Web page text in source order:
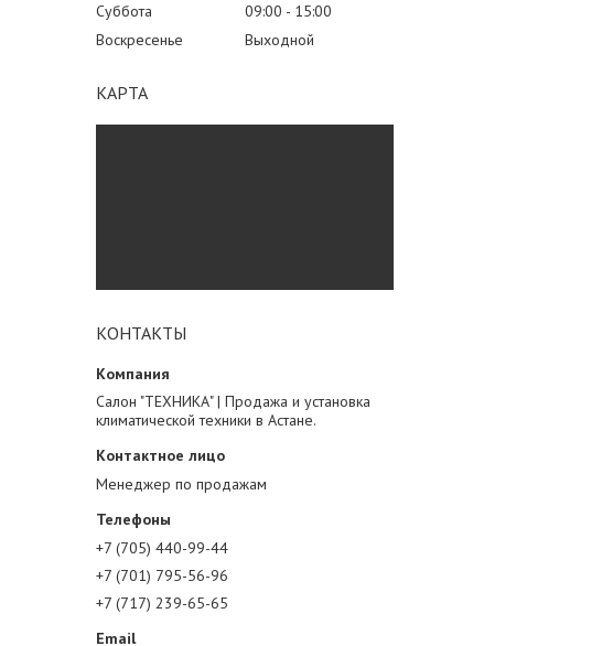
Суббота
09:00
15:00
Воскресенье
Выходной
КАРТА
КОНТАКТЫ
Салон "ТЕХНИКА" | Продажа и установка
климатической техники в Астане.
Менеджер по продажам
+7 (705) 440-99-44
+7 (701) 795-56-96
+7 (717) 239-65-65